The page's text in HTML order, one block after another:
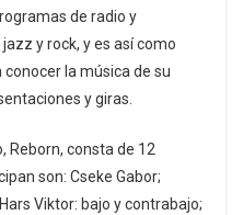
de radio y
y rock, y es así como
la música de su
y giras.
Reborn, consta de 12
son: Cseke Gabor;
Viktor: bajo y contrabajo;